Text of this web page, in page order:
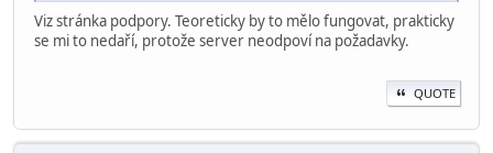
Viz stránka podpory. Teoreticky by to mělo fungovat, prakticky
se mi to nedaří, protože server neodpoví na požadavky.
QUOTE